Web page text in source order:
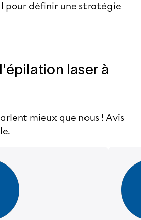
pour définir une stratégie
laser à
mieux que nous ! Avis